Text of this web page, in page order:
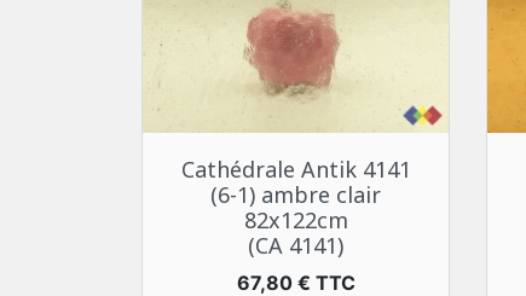
 Aperçu rapide
Cathédrale Antik 4141
(6-1) ambre clair
82x122cm
(CA 4141)
Prix
67,80 € TTC